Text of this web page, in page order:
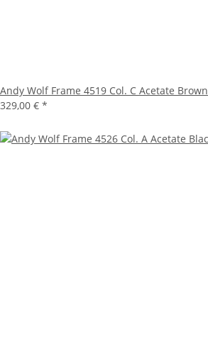
Andy Wolf Frame 4519 Col. C Acetate Brown
329,00 € *